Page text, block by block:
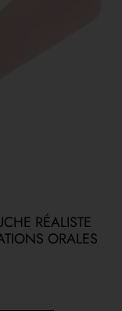
RÉALISTE
ORALES